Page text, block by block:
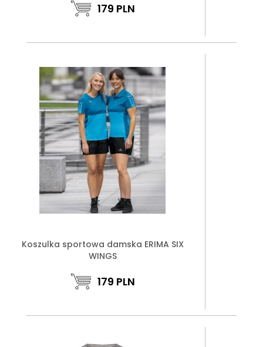
179 PLN
Koszulka sportowa damska ERIMA SIX
WINGS
179 PLN